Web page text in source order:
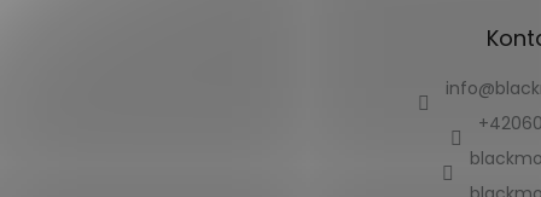
info@